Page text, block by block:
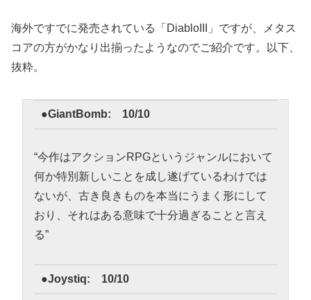
海外ですでに発売されている「DiabloIII」ですが、メタス
コアの方がかなり出揃ったようなのでご紹介です。以下、
抜粋。
●GiantBomb: 10/10
“今作はアクションRPGというジャンルにおいて
何か特別新しいことを成し遂げているわけでは
ないが、古き良きものを本当にうまく形にして
おり、それはある意味で十分過ぎることと言え
る”
●Joystiq: 10/10